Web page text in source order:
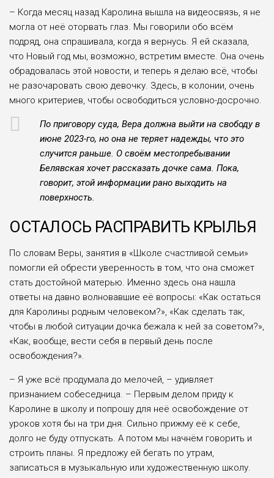
– Когда месяц назад Каролина вышла на видеосвязь, я не
могла от неё оторвать глаз. Мы говорили обо всём
подряд, она спрашивала, когда я вернусь. Я ей сказала,
что Новый год мы, возможно, встретим вместе. Она очень
обрадовалась этой новости, и теперь я делаю всё, чтобы
не разочаровать свою девочку. Здесь, в колонии, очень
много критериев, чтобы освободиться условно-досрочно.
По приговору суда, Вера должна выйти на свободу в
июне 2023-го, но она не теряет надежды, что это
случится раньше. О своём местопребывании
Белявская хочет рассказать дочке сама. Пока,
говорит, этой информации рано выходить на
поверхность.
ОСТАЛОСЬ РАСПРАВИТЬ КРЫЛЬЯ
По словам Веры, занятия в «Школе счастливой семьи»
помогли ей обрести уверенность в том, что она сможет
стать достойной матерью. Именно здесь она нашла
ответы на давно волновавшие её вопросы: «Как остаться
для Каролины родным человеком?», «Как сделать так,
чтобы в любой ситуации дочка бежала к ней за советом?»,
«Как, вообще, вести себя в первый день после
освобождения?».
– Я уже всё продумала до мелочей, – удивляет
признанием собеседница. – Первым делом приду к
Каролине в школу и попрошу для неё освобождение от
уроков хотя бы на три дня. Сильно прижму её к себе,
долго не буду отпускать. А потом мы начнём говорить и
строить планы. Я предложу ей бегать по утрам,
записаться в музыкальную или художественную школу.